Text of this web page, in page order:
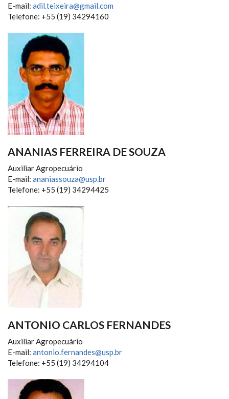
E-mail: adil.teixeira@gmail.com
Telefone: +55 (19) 34294160
ANANIAS FERREIRA DE SOUZA
Auxiliar Agropecuário
E-mail: ananiassouza@usp.br
Telefone: +55 (19) 34294425
ANTONIO CARLOS FERNANDES
Auxiliar Agropecuário
E-mail: antonio.fernandes@usp.br
Telefone: +55 (19) 34294104